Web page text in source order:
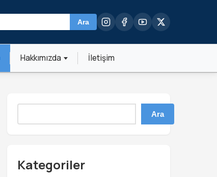
Ara
Hakkımızda İletişim
Ara
Kategoriler